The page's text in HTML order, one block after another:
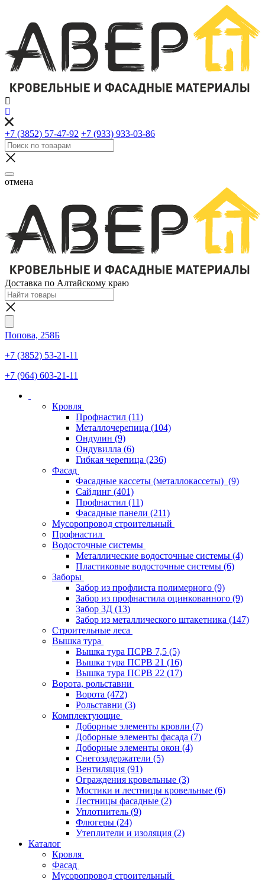
+7 (3852) 57-47-92 +7 (933) 933-03-86
отмена
Доставка по Алтайскому краю
Попова, 258Б
+7 (3852) 53-21-11
+7 (964) 603-21-11
Кровля
Профнастил (11)
Металлочерепица (104)
Ондулин (9)
Ондувилла (6)
Гибкая черепица (236)
Фасад
Фасадные кассеты (металлокассеты) (9)
Сайдинг (401)
Профнастил (11)
Фасадные панели (211)
Мусоропровод строительный
Профнастил
Водосточные системы
Металлические водосточные системы (4)
Пластиковые водосточные системы (6)
Заборы
Забор из профлиста полимерного (9)
Забор из профнастила оцинкованного (9)
Забор 3Д (13)
Забор из металлического штакетника (147)
Строительные леса
Вышка тура
Вышка тура ПСРВ 7,5 (5)
Вышка тура ПСРВ 21 (16)
Вышка тура ПСРВ 22 (17)
Ворота, рольставни
Ворота (472)
Рольставни (3)
Комплектующие
Доборные элементы кровли (7)
Доборные элементы фасада (7)
Доборные элементы окон (4)
Снегозадержатели (5)
Вентиляция (91)
Ограждения кровельные (3)
Мостики и лестницы кровельные (6)
Лестницы фасадные (2)
Уплотнитель (9)
Флюгеры (24)
Утеплители и изоляция (2)
Каталог
Кровля
Фасад
Мусоропровод строительный